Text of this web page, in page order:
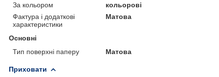
За кольором
кольорові
Фактура і додаткові
характеристики
Матова
Основні
Тип поверхні паперу
Матова
Приховати